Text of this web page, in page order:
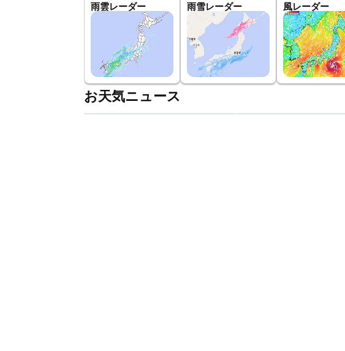
雨雲レーダー 雨雪レーダー 風レーダー
お天気ニュース